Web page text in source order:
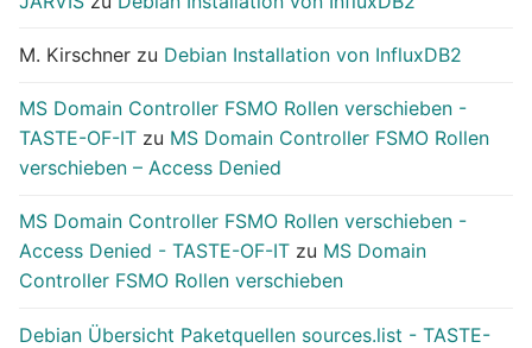
M. Kirschner zu Debian Installation von InfluxDB2
MS Domain Controller FSMO Rollen verschieben -
TASTE-OF-IT zu MS Domain Controller FSMO Rollen
verschieben – Access Denied
MS Domain Controller FSMO Rollen verschieben -
Access Denied - TASTE-OF-IT zu MS Domain
Controller FSMO Rollen verschieben
Debian Übersicht Paketquellen sources.list - TASTE-